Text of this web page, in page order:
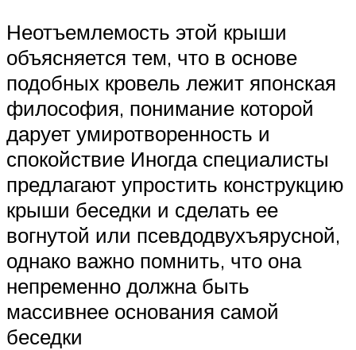
Неотъемлемость этой крыши
объясняется тем, что в основе
подобных кровель лежит японская
философия, понимание которой
дарует умиротворенность и
спокойствие Иногда специалисты
предлагают упростить конструкцию
крыши беседки и сделать ее
вогнутой или псевдодвухъярусной,
однако важно помнить, что она
непременно должна быть
массивнее основания самой
беседки